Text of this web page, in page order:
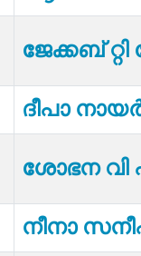
ജേക്കബ്
ദീപാ
ശോഭന വി
നീനാ